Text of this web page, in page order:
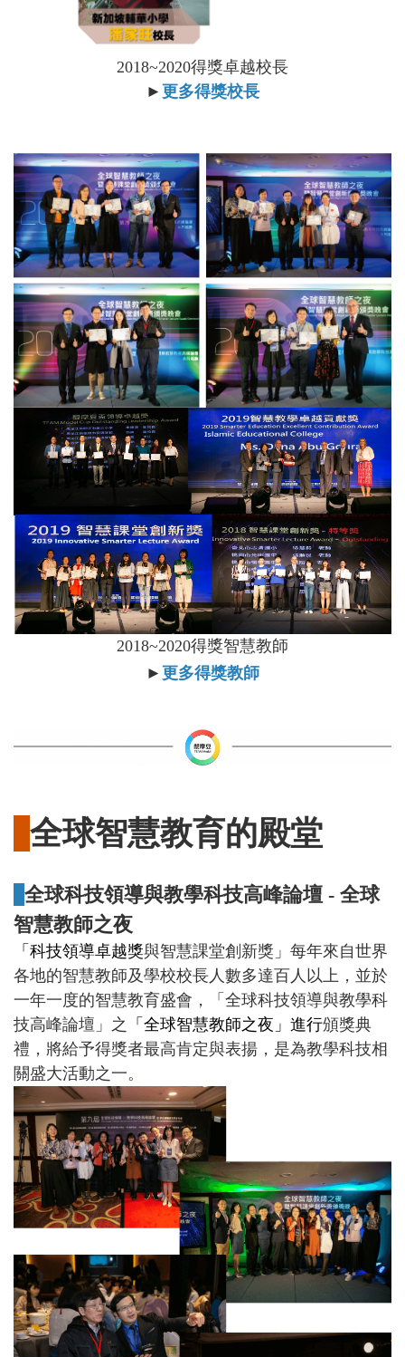
2018~2020得獎卓越校長
► 更多得獎校長
2018~2020得獎智慧教師
► 更多得獎教師
全球智慧教育的殿堂
全球科技領導與教學科技高峰論壇 - 全球
智慧教師之夜
「科技領導卓越獎與智慧課堂創新獎」每年來自世界
各地的智慧教師及學校校長人數多達百人以上，並於
一年一度的智慧教育盛會，「全球科技領導與教學科
技高峰論壇」之
「全球智慧教師之夜」進行頒獎典
禮，將給予得獎者最高肯定與表揚，是為教學科技相
關盛大活動之一。